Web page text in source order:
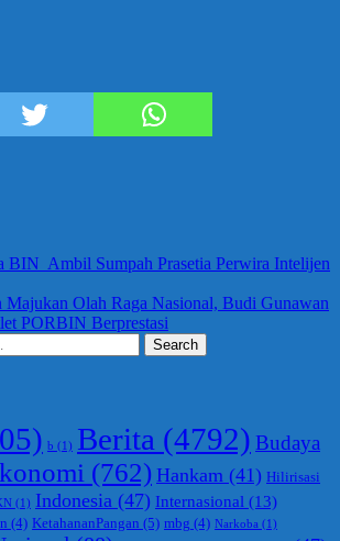
BIN Ambil Sumpah Prasetia Perwira Intelijen
Majukan Olah Raga Nasional, Budi Gunawan
PORBIN Berprestasi
Search
b (1) Berita (4792) Budaya
(762) Hankam (41) Hilirisasi
(1) Indonesia (47) Internasional (13)
(4) KetahananPangan (5) mbg (4) Narkoba (1)